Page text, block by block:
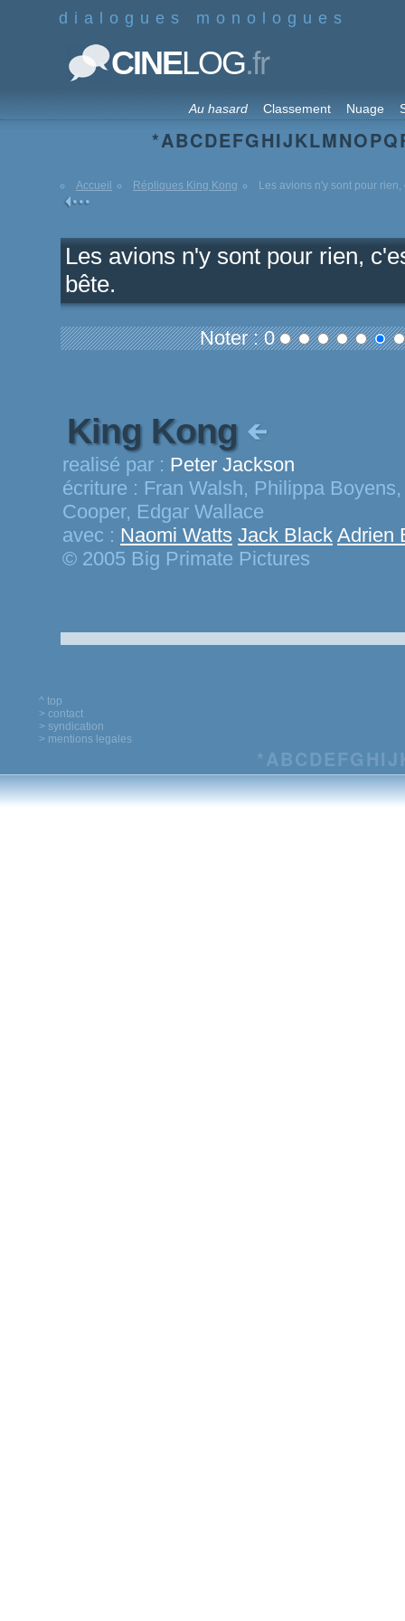
dialogues monologues
CINELOG.fr
Au hasard Classement Nuage
*ABCDEFGHIJKLMNOPQ
Accueil Répliques King Kong Les avions n'y sont pour rien,
Les avions n'y sont pour rien,
bête.
Noter : 0
King Kong
realisé par : Peter Jackson
écriture : Fran Walsh, Philippa
Cooper, Edgar Wallace
avec : Naomi Watts Jack Black Adrien
© 2005 Big Primate Pictures
^ top
> contact
> syndication
> mentions legales
*ABCDEFG HIJ